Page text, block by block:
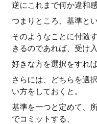
逆にこれまで何か違和
つまりところ、基準とい
そのようなことに付随
きるのであれば、受け
好きな方を選択をすれ
さらには、どちらを選
い方をしておくと。
基準を一つと定めて、
でコミットする、